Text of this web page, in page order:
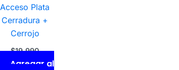
Acceso Plata
Cerradura +
Cerrojo
$19.990
Agregar al